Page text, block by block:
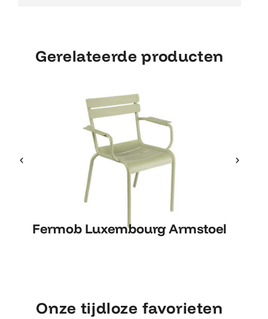
Gerelateerde producten
Fermob Luxembourg Armstoel
Fermob Luxembourg Armstoel
Onze tijdloze favorieten